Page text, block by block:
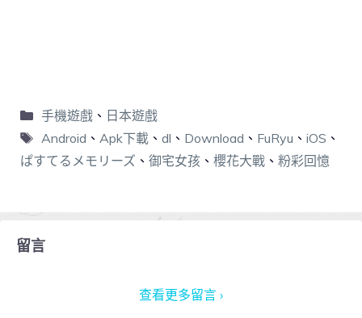
手機遊戲、 日本遊戲
Android 、 Apk下載、 dl 、 Download 、 FuRyu 、 iOS 、
ぱすてるメモリーズ 、 御宅女孩 、 櫻花大戰 、 粉彩回憶
留言
查看更多留言 ›